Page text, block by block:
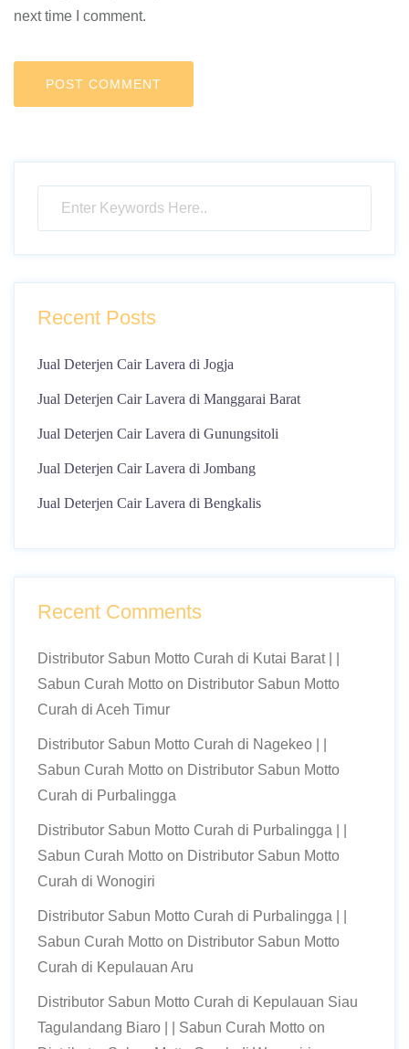
next time I comment.
Recent Posts
Jual Deterjen Cair Lavera di Jogja
Jual Deterjen Cair Lavera di Manggarai Barat
Jual Deterjen Cair Lavera di Gunungsitoli
Jual Deterjen Cair Lavera di Jombang
Jual Deterjen Cair Lavera di Bengkalis
Recent Comments
Distributor Sabun Motto Curah di Kutai Barat | |
Sabun Curah Motto on Distributor Sabun Motto
Curah di Aceh Timur
Distributor Sabun Motto Curah di Nagekeo | |
Sabun Curah Motto on Distributor Sabun Motto
Curah di Purbalingga
Distributor Sabun Motto Curah di Purbalingga | |
Sabun Curah Motto on Distributor Sabun Motto
Curah di Wonogiri
Distributor Sabun Motto Curah di Purbalingga | |
Sabun Curah Motto on Distributor Sabun Motto
Curah di Kepulauan Aru
Distributor Sabun Motto Curah di Kepulauan Siau
Tagulandang Biaro | | Sabun Curah Motto on